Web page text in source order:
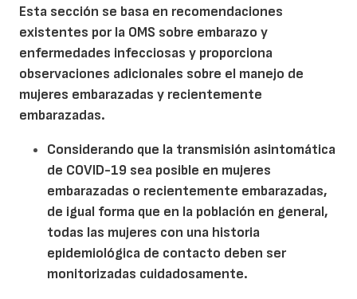
Esta sección se basa en recomendaciones
existentes por la OMS sobre embarazo y
enfermedades infecciosas y proporciona
observaciones adicionales sobre el manejo de
mujeres embarazadas y recientemente
embarazadas.
Considerando que la transmisión asintomática
de COVID-19 sea posible en mujeres
embarazadas o recientemente embarazadas,
de igual forma que en la población en general,
todas las mujeres con una historia
epidemiológica de contacto deben ser
monitorizadas cuidadosamente.